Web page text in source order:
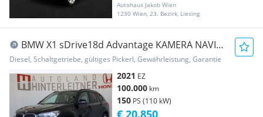
Autohaus Jakob Wien
1230 Wien, 23. Bezirk, Liesing
BMW X1 sDrive18d Advantage KAMERA NAVI
PDC
Diesel, Schaltgetriebe, gültiges Pickerl, Gewährleistung, Garantie
2021 EZ
100.000 km
150 PS (110 kW)